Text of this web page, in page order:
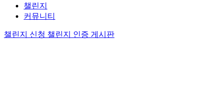
챌린지
커뮤니티
챌린지 신청 챌린지 인증 게시판